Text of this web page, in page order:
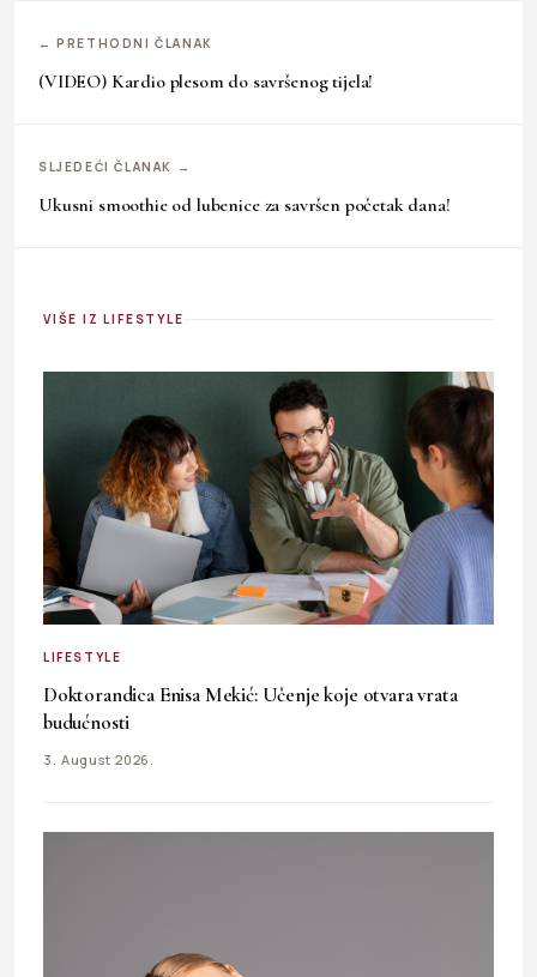
← PRETHODNI ČLANAK
(VIDEO) Kardio plesom do savršenog tijela!
SLJEDEĆI ČLANAK →
Ukusni smoothie od lubenice za savršen početak dana!
VIŠE IZ LIFESTYLE
LIFESTYLE
Doktorandica Enisa Mekić: Učenje koje otvara vrata
budućnosti
3. August 2026.